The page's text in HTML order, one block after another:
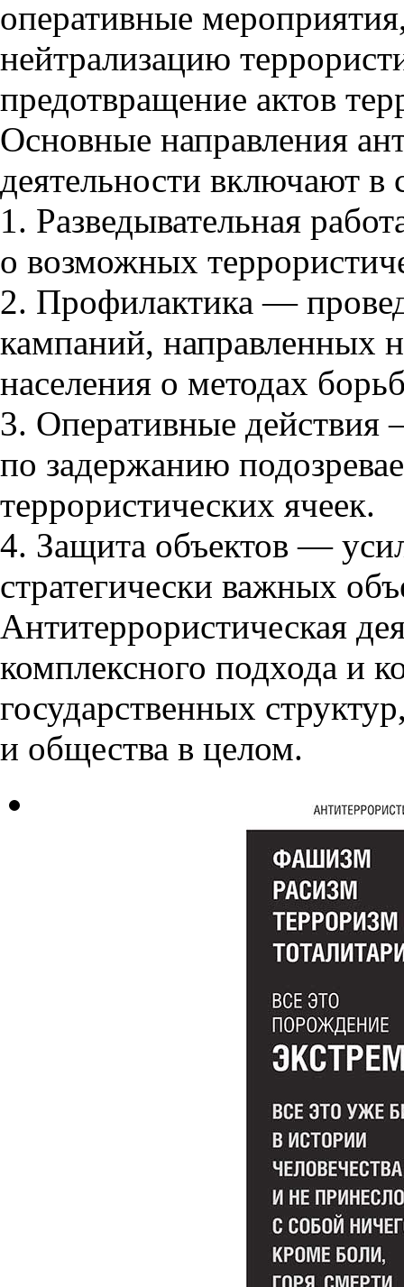
оперативные
нейтрализацию
предотвращение актов
Основные направления
деятельности включают в
1. Разведывательная
о возможных
2. Профилактика —
кампаний, направленных
населения о методах
3. Оперативные действия
по задержанию
террористических ячеек.
4. Защита объектов —
стратегически важных
Антитеррористическая
комплексного подхода и
государственных
и общества в целом.